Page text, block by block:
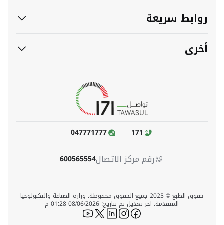
روابط سريعة
أخرى
171
047771777
رقم مركز الاتصال600565554
حقوق الطبع © 2025 جميع الحقوق محفوظة. وزارة الصناعة والتكنولوجيا
المتقدمة. اخر تعديل تم بتاريخ: 08/06/2026 01:28 م
icon-facebook
icon-instagram
icon-linkedin
icon-twitter
icon-youtube